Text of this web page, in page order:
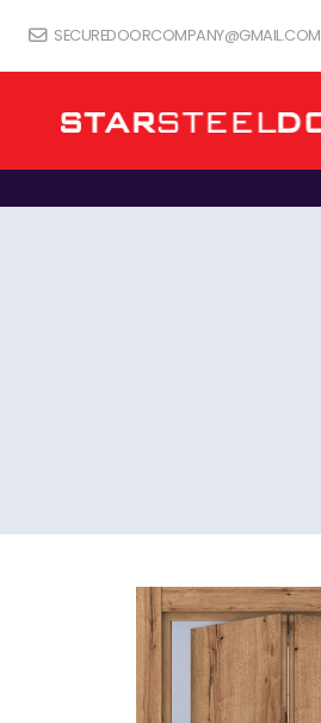
SECUREDOORCOMPANY@GMAIL.COM